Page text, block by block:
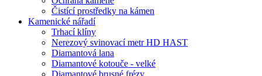
Čistící prostředky na kámen
Kamenické nářadí
Trhací klíny
Nerezový svinovací metr HD HAST
Diamantová lana
Diamantové kotouče - velké
Diamantové brusné frézy